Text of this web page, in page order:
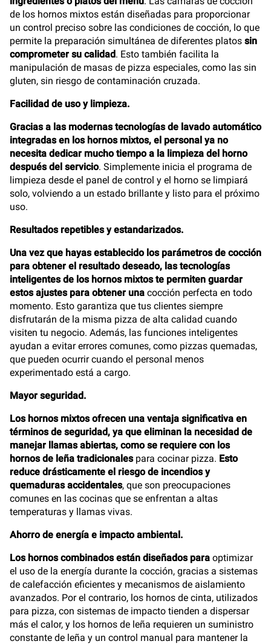
de los hornos mixtos están diseñadas para proporcionar
un control preciso sobre las condiciones de cocción, lo que
permite la preparación simultánea de diferentes platos sin
comprometer su calidad. Esto también facilita la
manipulación de masas de pizza especiales, como las sin
gluten, sin riesgo de contaminación cruzada.
Facilidad de uso y limpieza.
Gracias a las modernas tecnologías de lavado automático
integradas en los hornos mixtos, el personal ya no
necesita dedicar mucho tiempo a la limpieza del horno
después del servicio. Simplemente inicia el programa de
limpieza desde el panel de control y el horno se limpiará
solo, volviendo a un estado brillante y listo para el próximo
uso.
Resultados repetibles y estandarizados.
Una vez que hayas establecido los parámetros de cocción
para obtener el resultado deseado, las tecnologías
inteligentes de los hornos mixtos te permiten guardar
estos ajustes para obtener una cocción perfecta en todo
momento. Esto garantiza que tus clientes siempre
disfrutarán de la misma pizza de alta calidad cuando
visiten tu negocio. Además, las funciones inteligentes
ayudan a evitar errores comunes, como pizzas quemadas,
que pueden ocurrir cuando el personal menos
experimentado está a cargo.
Mayor seguridad.
Los hornos mixtos ofrecen una ventaja significativa en
términos de seguridad, ya que eliminan la necesidad de
manejar llamas abiertas, como se requiere con los
hornos de leña tradicionalespara cocinar pizza. Esto
reduce drásticamente el riesgo de incendios y
quemaduras accidentales, que son preocupaciones
comunes en las cocinas que se enfrentan a altas
temperaturas y llamas vivas.
Ahorro de energía e impacto ambiental.
Los hornos combinados están diseñados para optimizar
el uso de la energía durante la cocción, gracias a sistemas
de calefacción eficientes y mecanismos de aislamiento
avanzados. Por el contrario, los hornos de cinta, utilizados
para pizza, con sistemas de impacto tienden a dispersar
más el calor, y los hornos de leña requieren un suministro
constante de leña y un control manual para mantener la